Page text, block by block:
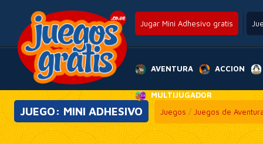
Jugar Mini Adhesivo gratis
AVENTURA ACCION
MULTIJUGADOR
JUEGO: MINI ADHESIVO Juegos / Juegos de